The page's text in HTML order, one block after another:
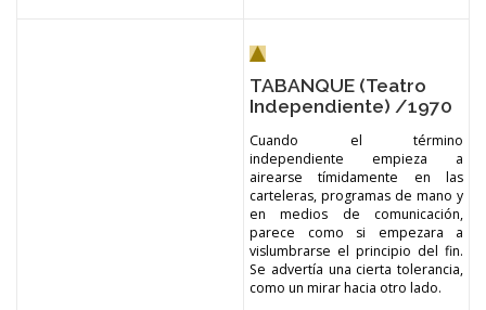
TABANQUE (Teatro
Independiente) /1970
Cuando el término
independiente empieza a
airearse tímidamente en las
carteleras, programas de mano y
en medios de comunicación,
parece como si empezara a
vislumbrarse el principio del fin.
Se advertía una cierta tolerancia,
como un mirar hacia otro lado.